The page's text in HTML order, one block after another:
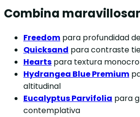
Combina
Freedom para profundidad
Quicksand para contraste
Hearts para textura
Hydrangea Blue Premium
altitudinal
Eucalyptus Parvifolia para
contemplativa